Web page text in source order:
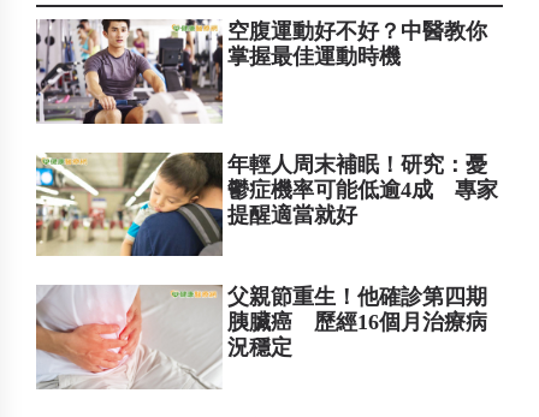
空腹運動好不好？中醫教你
掌握最佳運動時機
年輕人周末補眠！研究：憂
鬱症機率可能低逾4成 專家
提醒適當就好
父親節重生！他確診第四期
胰臟癌 歷經16個月治療病
況穩定